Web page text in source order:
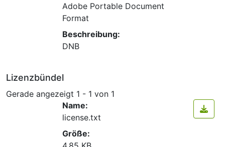
Adobe Portable Document
Format
Beschreibung:
DNB
Lizenzbündel
Gerade angezeigt 1 - 1 von 1
Name:
license.txt
Größe: